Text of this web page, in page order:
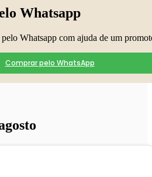
Whatsapp
pelo Whatsapp com ajuda de um
Comprar pelo WhatsApp